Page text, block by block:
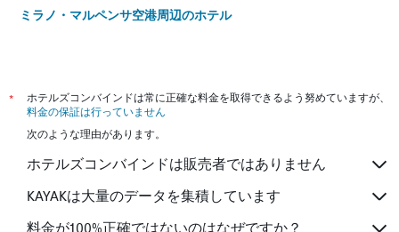
ミラノ・マルペンサ空港周辺のホテル
*
ホテルズコンバインドは常に正確な料金を取得できるよう努めていますが、
料金の保証は行っていません
次のような理由があります。
ホテルズコンバインドは販売者ではありません
KAYAKは大量のデータを集積しています
料金が100%正確ではないのはなぜですか？